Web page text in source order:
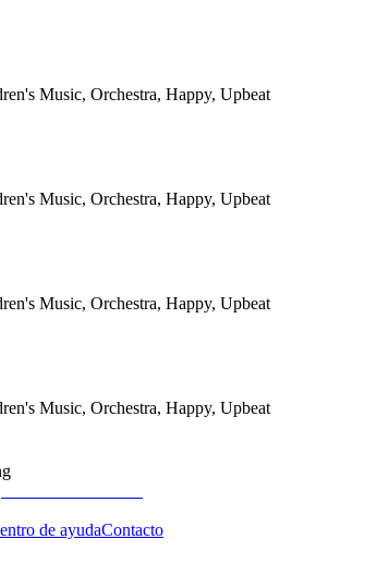
Music, Orchestra, Happy, Upbeat
Music, Orchestra, Happy, Upbeat
Music, Orchestra, Happy, Upbeat
Music, Orchestra, Happy, Upbeat
de ayudaContacto